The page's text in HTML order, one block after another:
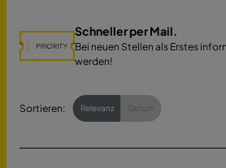
Schneller per Mail.
Bei neuen Stellen als Erstes
werden!
Sortieren: Relevanz Datum